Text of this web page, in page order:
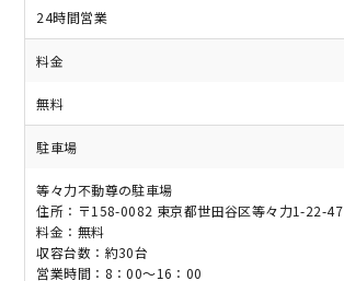
24時間営業
料金
無料
駐車場
等々力不動尊の駐車場
住所：〒158-0082 東京都世田谷区等々力1-22-47
料金：無料
収容台数：約30台
営業時間：8：00～16：00